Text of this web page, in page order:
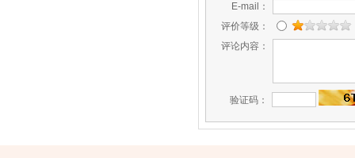
E-mail：
评价等级：
评论内容：
验证码：